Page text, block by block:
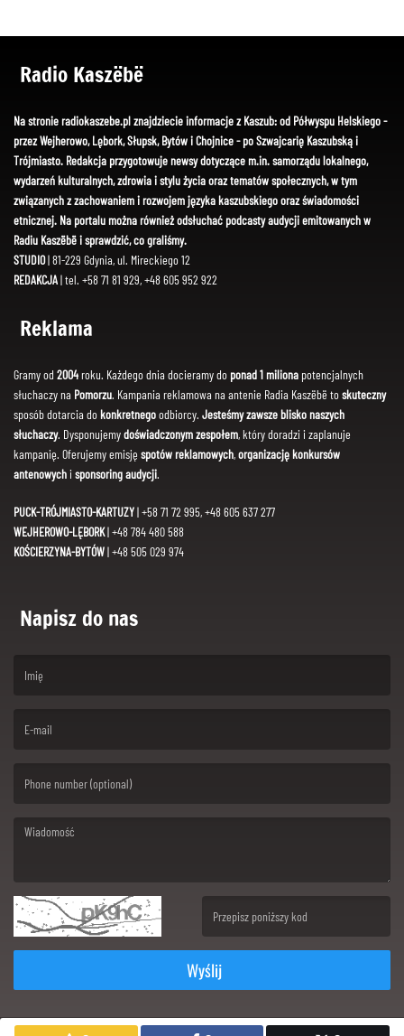
Radio Kaszëbë
Na stronie radiokaszebe.pl znajdziecie informacje z Kaszub: od Półwyspu Helskiego -
przez Wejherowo, Lębork, Słupsk, Bytów i Chojnice - po Szwajcarię Kaszubską i
Trójmiasto. Redakcja przygotowuje newsy dotyczące m.in. samorządu lokalnego,
wydarzeń kulturalnych, zdrowia i stylu życia oraz tematów społecznych, w tym
związanych z zachowaniem i rozwojem języka kaszubskiego oraz świadomości
etnicznej. Na portalu można również odsłuchać podcasty audycji emitowanych w
Radiu Kaszëbë i sprawdzić, co graliśmy.
STUDIO| 81-229 Gdynia, ul. Mireckiego 12
REDAKCJA| tel. +58 71 81 929, +48 605 952 922
Reklama
Gramy od 2004roku. Każdego dnia docieramy do ponad 1 miliona potencjalnych
słuchaczy na Pomorzu. Kampania reklamowa na antenie Radia Kaszëbë toskuteczny
sposób dotarcia dokonkretnegoodbiorcy. Jesteśmy zawsze blisko naszych
słuchaczy. Dysponujemydoświadczonym zespołem, który doradzi i zaplanuje
kampanię. Oferujemy emisję spotów reklamowych,organizację konkursów
antenowychi sponsoring audycji.
PUCK-TRÓJMIASTO-KARTUZY| +58 71 72 995, +48 605 637 277
WEJHEROWO-LĘBORK| +48 784 480 588
KOŚCIERZYNA-BYTÓW| +48 505 029 974
Napisz do nas
Wyślij